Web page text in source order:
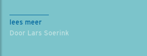
lees meer
Door Lars Soerink